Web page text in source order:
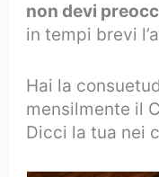
non devi
in tempi brevi
Hai la
mensilmente il
Dicci la tua nei